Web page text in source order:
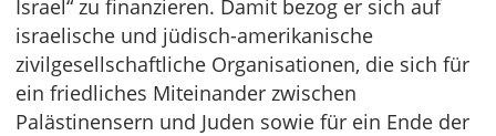
Israel“ zu finanzieren. Damit bezog er sich auf
israelische und jüdisch-amerikanische
zivilgesellschaftliche Organisationen, die sich für
ein friedliches Miteinander zwischen
Palästinensern und Juden sowie für ein Ende der